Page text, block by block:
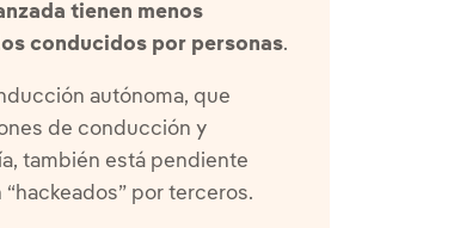
tienen menos
conducidos por personas.
autónoma, que
de conducción y
también está pendiente
por terceros.